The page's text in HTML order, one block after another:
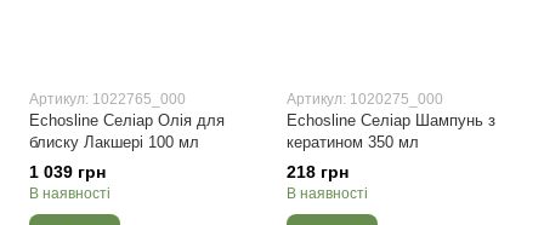
Артикул: 1022765_000
Echosline Селіар Олія для
блиску Лакшері 100 мл
1 039 грн
В наявності
Артикул: 1020275_000
Echosline Селіар Шампунь з
кератином 350 мл
218 грн
В наявності